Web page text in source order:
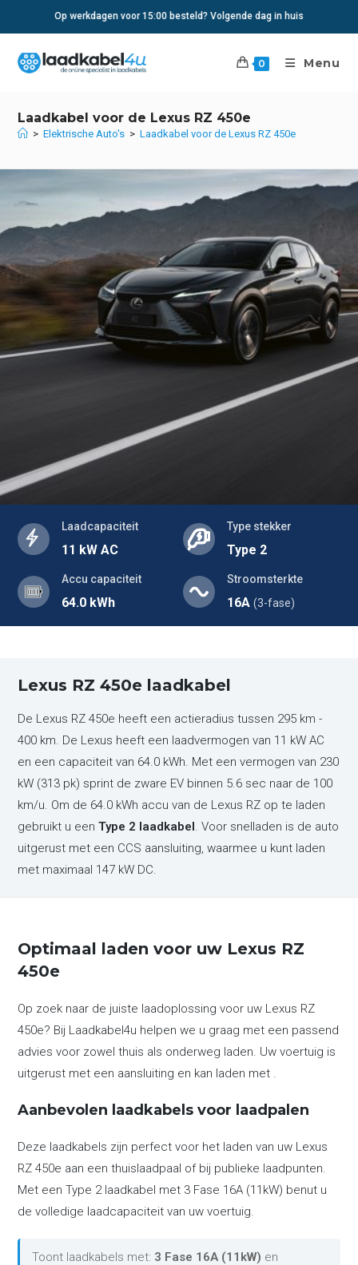
Op werkdagen voor 15:00 besteld? Volgende dag in huis
0 Menu
Laadkabel voor de Lexus RZ 450e
> Elektrische Auto's > Laadkabel voor de Lexus RZ 450e
Laadcapaciteit
11 kW AC
Type stekker
Type 2
Accu capaciteit
64.0 kWh
Stroomsterkte
16A (3-fase)
Lexus RZ 450e laadkabel
De Lexus RZ 450e heeft een actieradius tussen 295 km -
400 km. De Lexus heeft een laadvermogen van 11 kW AC
en een capaciteit van 64.0 kWh. Met een vermogen van 230
kW (313 pk) sprint de zware EV binnen 5.6 sec naar de 100
km/u. Om de 64.0 kWh accu van de Lexus RZ op te laden
gebruikt u eenType 2 laadkabel. Voor snelladen is de auto
uitgerust met een CCS aansluiting, waarmee u kunt laden
met maximaal 147 kW DC.
Optimaal laden voor uw Lexus RZ
450e
Op zoek naar de juiste laadoplossing voor uw Lexus RZ
450e? Bij Laadkabel4u helpen we u graag met een passend
advies voor zowel thuis als onderweg laden. Uw voertuig is
uitgerust met een aansluiting en kan laden met .
Aanbevolen laadkabels voor laadpalen
Deze laadkabels zijn perfect voor het laden van uw Lexus
RZ 450e aan een thuislaadpaal of bij publieke laadpunten.
Met een Type 2 laadkabel met 3 Fase 16A (11kW) benut u
de volledige laadcapaciteit van uw voertuig.
Toont laadkabels met: 3 Fase 16A (11kW) en